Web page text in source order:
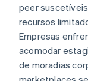
peer
recursos
Empresas
acomodar
de moradias